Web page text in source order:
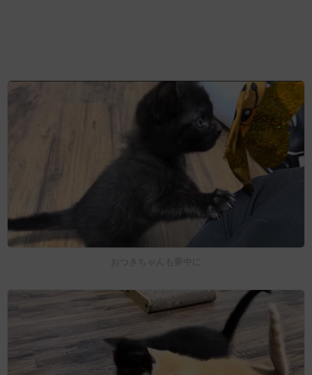
おつきちゃんも夢中に